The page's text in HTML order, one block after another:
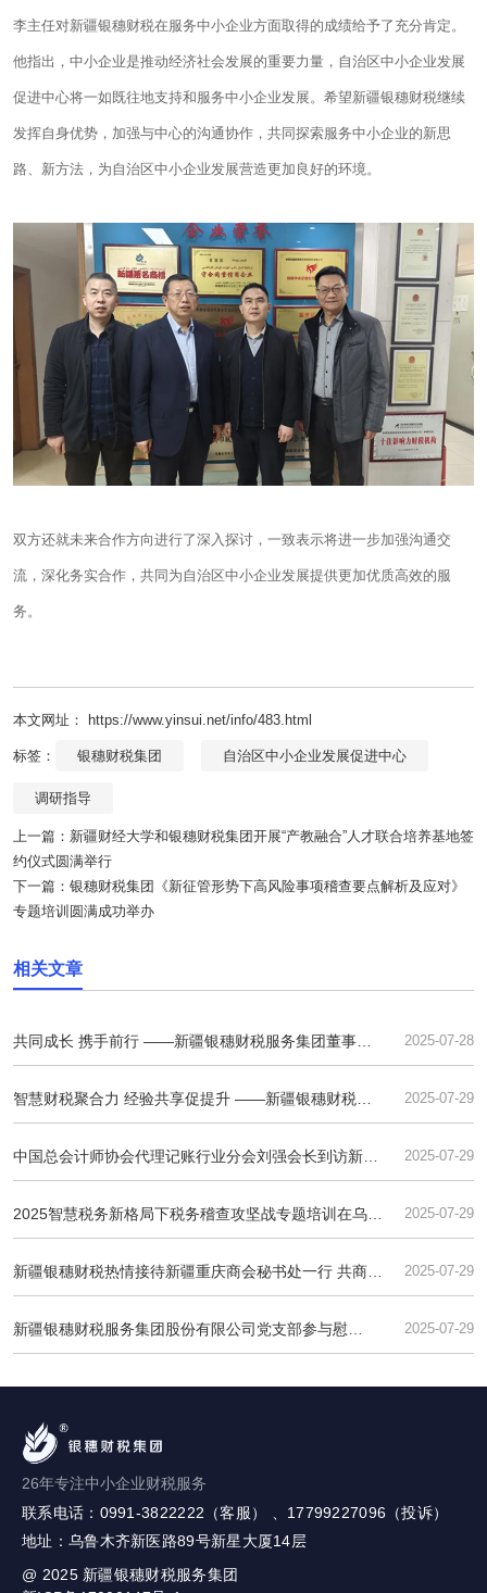
李主任对新疆银穗财税在服务中小企业方面取得的成绩给予了充分肯定。
他指出，中小企业是推动经济社会发展的重要力量，自治区中小企业发展
促进中心将一如既往地支持和服务中小企业发展。希望新疆银穗财税继续
发挥自身优势，加强与中心的沟通协作，共同探索服务中小企业的新思
路、新方法，为自治区中小企业发展营造更加良好的环境。
双方还就未来合作方向进行了深入探讨，一致表示将进一步加强沟通交
流，深化务实合作，共同为自治区中小企业发展提供更加优质高效的服
务。
本文网址： https://www.yinsui.net/info/483.html
标签： 银穗财税集团 自治区中小企业发展促进中心
调研指导
上一篇： 新疆财经大学和银穗财税集团开展“产教融合”人才联合培养基地签
约仪式圆满举行
下一篇： 银穗财税集团《新征管形势下高风险事项稽查要点解析及应对》
专题培训圆满成功举办
相关文章
2025-07-28
共同成长 携手前行 ——新疆银穗财税服务集团董事长
夏永杰
2025-07-29
智慧财税聚合力 经验共享促提升 ——新疆银穗财税集
团与乌苏天山昭阳公司开展深度业务交流
2025-07-29
中国总会计师协会代理记账行业分会刘强会长到访新疆
银穗财税集团 共话AI赋能与财税服务升级
2025-07-29
2025智慧税务新格局下税务稽查攻坚战专题培训在乌鲁
木齐成功举办
2025-07-29
新疆银穗财税热情接待新疆重庆商会秘书处一行 共商合
作发展
2025-07-29
新疆银穗财税服务集团股份有限公司党支部参与慰
问“光荣在党50年”老党员活动纪实
26年专注中小企业财税服务
联系电话：0991-3822222（客服） 、17799227096（投诉）
地址：乌鲁木齐新医路89号新星大厦14层
@ 2025 新疆银穗财税服务集团